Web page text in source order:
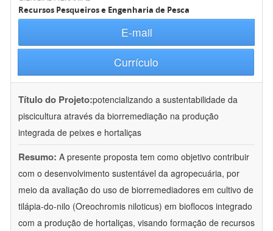
Recursos Pesqueiros e Engenharia de Pesca
E-mail
Currículo
Título do Projeto:potencializando a sustentabilidade da
piscicultura através da biorremediação na produção
integrada de peixes e hortaliças
Resumo: A presente proposta tem como objetivo contribuir
com o desenvolvimento sustentável da agropecuária, por
meio da avaliação do uso de biorremediadores em cultivo de
tilápia-do-nilo (Oreochromis niloticus) em bioflocos integrado
com a produção de hortaliças, visando formação de recursos